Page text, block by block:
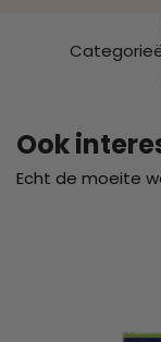
Ook
Echt de moeite